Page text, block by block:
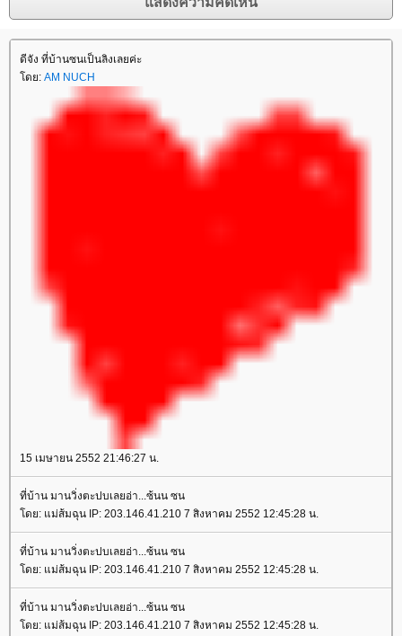
ดีจัง ที่บ้านซนเป็นลิงเลยค่ะ
ดย: AM NUCH
15 เมษายน 2552 21:46:27 น.
ที่บ้าน มานวิ่งตะปบเลยอ่า...ซ้นน ซน
ดย: แม่ส้มฉุน IP: 203.146.41.210 7 สิงหาคม 2552 12:45:28 น.
ที่บ้าน มานวิ่งตะปบเลยอ่า...ซ้นน ซน
ดย: แม่ส้มฉุน IP: 203.146.41.210 7 สิงหาคม 2552 12:45:28 น.
ที่บ้าน มานวิ่งตะปบเลยอ่า...ซ้นน ซน
ดย: แม่ส้มฉุน IP: 203.146.41.210 7 สิงหาคม 2552 12:45:28 น.